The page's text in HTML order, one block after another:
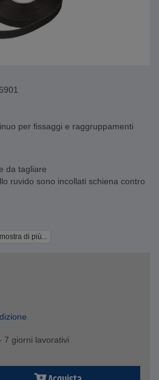
per fissaggi e raggruppamenti
da tagliare
ruvido sono incollati schiena contro
mostra di più...
7 giorni lavorativi